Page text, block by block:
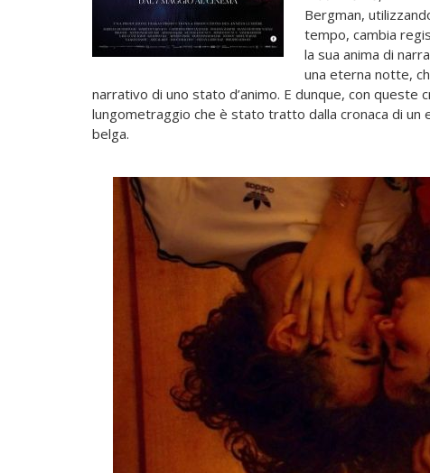
Bergman,
tempo, cambia
la sua anima di
una eterna notte,
narrativo di uno stato d’animo. E dunque, con queste
lungometraggio che è stato tratto dalla cronaca di un
belga.